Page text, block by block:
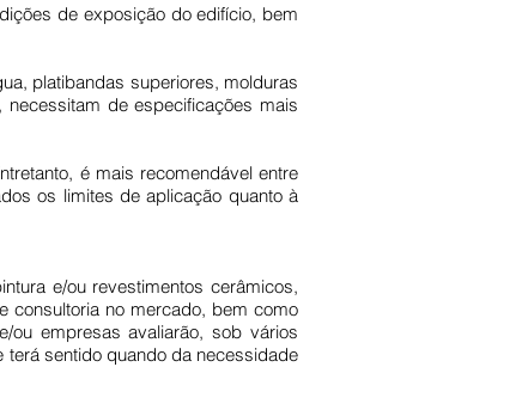
de exposição do edifício, bem
platibandas superiores, molduras
de especificações mais
é mais recomendável entre
os limites de aplicação quanto à
e/ou revestimentos cerâmicos,
consultoria no mercado, bem como
ou empresas avaliarão, sob vários
sentido quando da necessidade